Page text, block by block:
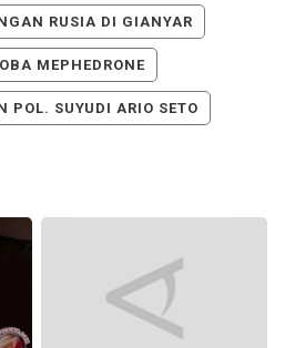
RUSIA DI GIANYAR
MEPHEDRONE
POL. SUYUDI ARIO SETO